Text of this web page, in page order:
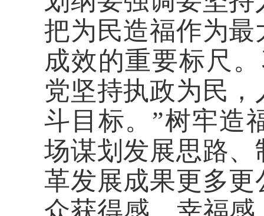
把为民造福作为
成效的重要标尺
党坚持执政为民
斗目标。”树牢造
场谋划发展思路
革发展成果更多